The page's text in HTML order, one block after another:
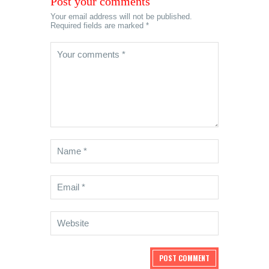
Your email address will not be published.
Required fields are marked *